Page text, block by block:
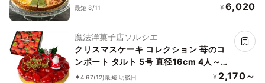
最短 8/11 ¥ 6,020
魔法洋菓子店ソルシエ
クリスマスケーキ コレクション 苺のコ
ンポート タルト 5号 直径16cm 4人～6
人分 約530g
4.67(12)最短 明後日 ¥ 2,170～